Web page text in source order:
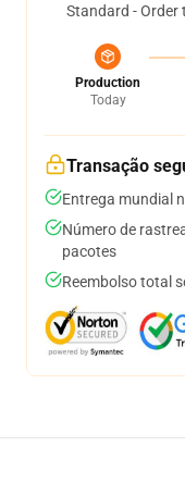
Standard - Order
Production
Today
Transação
Entrega mundial
Número de
pacotes
Reembolso total